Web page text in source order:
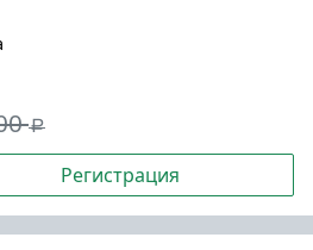
Регистрация